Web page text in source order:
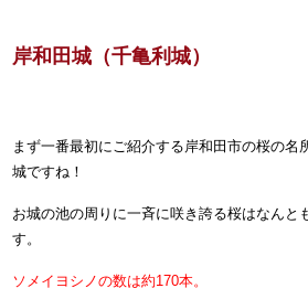
岸和田城（千亀利城）
まず一番最初にご紹介する岸和田市の桜の名
城ですね！
お城の池の周りに一斉に咲き誇る桜はなんと
す。
ソメイヨシノの数は約170本。